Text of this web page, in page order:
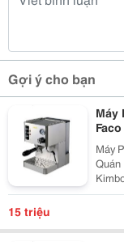
Gợi ý cho bạn
Máy
Máy
Quán Nhỏ
Kimbo
Truyền
15 triệu